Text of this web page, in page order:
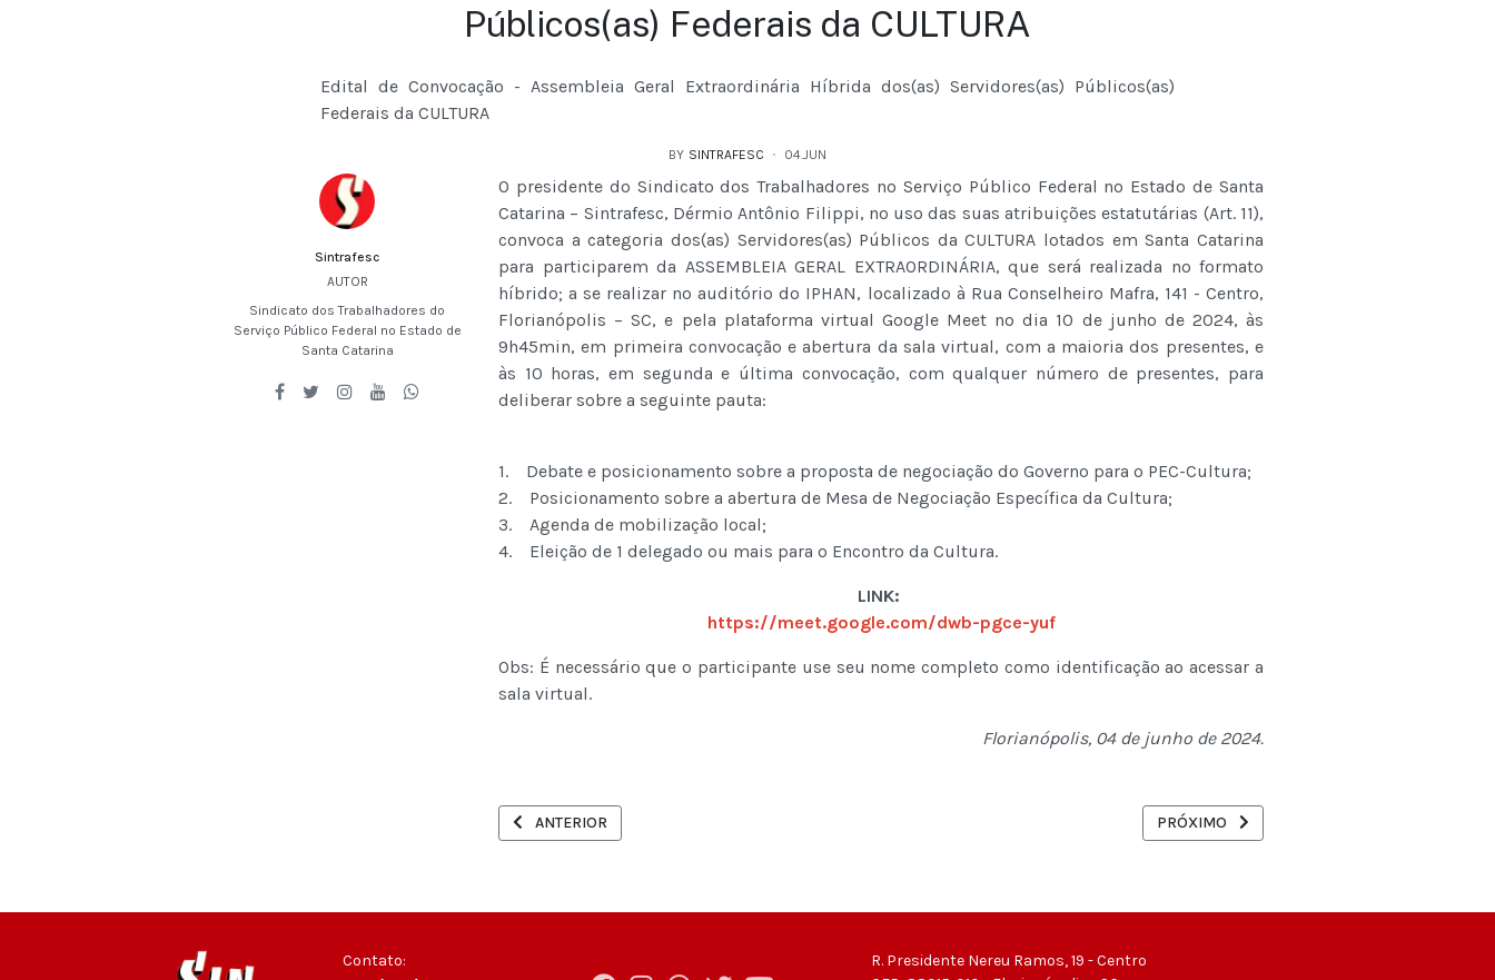
Públicos(as) Federais da CULTURA
Edital de Convocação - Assembleia Geral Extraordinária Híbrida dos(as) Servidores(as) Públicos(as)
Federais da CULTURA
BY SINTRAFESC 04.JUN
Sintrafesc
AUTOR
Sindicato dos Trabalhadores do
Serviço Público Federal no Estado de
Santa Catarina
O presidente do Sindicato dos Trabalhadores no Serviço Público Federal no Estado de Santa
Catarina – Sintrafesc, Dérmio Antônio Filippi, no uso das suas atribuições estatutárias (Art. 11),
convoca a categoria dos(as) Servidores(as) Públicos da CULTURA lotados em Santa Catarina
para participarem da ASSEMBLEIA GERAL EXTRAORDINÁRIA, que será realizada no formato
híbrido; a se realizar no auditório do IPHAN, localizado à Rua Conselheiro Mafra, 141 - Centro,
Florianópolis – SC, e pela plataforma virtual Google Meet no dia 10 de junho de 2024, às
9h45min, em primeira convocação e abertura da sala virtual, com a maioria dos presentes, e
às 10 horas, em segunda e última convocação, com qualquer número de presentes, para
deliberar sobre a seguinte pauta:
1. Debate e posicionamento sobre a proposta de negociação do Governo para o PEC-Cultura;
2. Posicionamento sobre a abertura de Mesa de Negociação Específica da Cultura;
3. Agenda de mobilização local;
4. Eleição de 1 delegado ou mais para o Encontro da Cultura.
LINK:
https://meet.google.com/dwb-pgce-yuf
Obs: É necessário que o participante use seu nome completo como identificação ao acessar a
sala virtual.
Florianópolis, 04 de junho de 2024.
ARTIGO ANTERIOR: CDE RETIRA RESOLUÇÃO SOBRE A PROPOSTA DO GOVERNO PARA O PGPE, PST E PLANOS CORRELATOS
ANTERIOR PRÓXIMO ARTIGO: POR QUE SOMOS CONTRA A
PRÓXIMO
Contato:
R. Presidente Nereu Ramos, 19 - Centro